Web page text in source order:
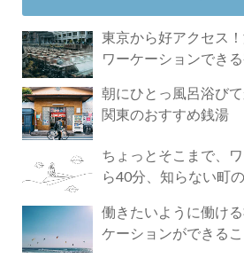
東京から好アクセス
ワーケーションでき
朝にひとっ風呂浴び
関東のおすすめ銭湯
ちょっとそこまで、
ら40分、知らない町
働きたいように働け
ケーションができるこ